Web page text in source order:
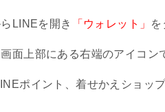
LINEを開き 「ウォレット」 を
面上部にある右端のアイコン
ポイント、着せかえショッ